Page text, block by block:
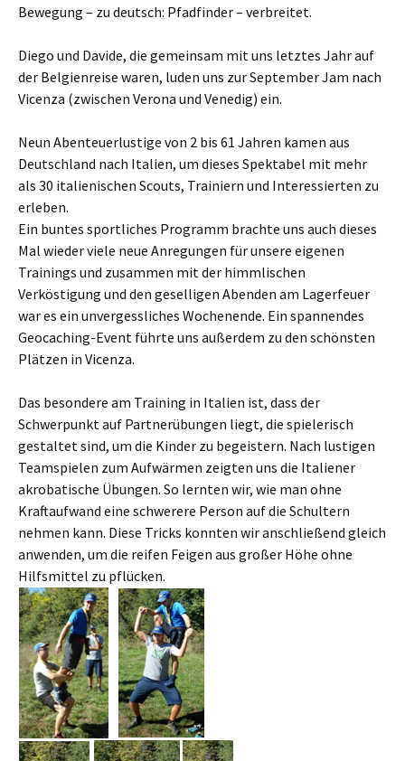
Bewegung – zu deutsch: Pfadfinder – verbreitet.
Diego und Davide, die gemeinsam mit uns letztes Jahr auf
der Belgienreise waren, luden uns zur September Jam nach
Vicenza (zwischen Verona und Venedig) ein.
Neun Abenteuerlustige von 2 bis 61 Jahren kamen aus
Deutschland nach Italien, um dieses Spektabel mit mehr
als 30 italienischen Scouts, Trainiern und Interessierten zu
erleben.
Ein buntes sportliches Programm brachte uns auch dieses
Mal wieder viele neue Anregungen für unsere eigenen
Trainings und zusammen mit der himmlischen
Verköstigung und den geselligen Abenden am Lagerfeuer
war es ein unvergessliches Wochenende. Ein spannendes
Geocaching-Event führte uns außerdem zu den schönsten
Plätzen in Vicenza.
Das besondere am Training in Italien ist, dass der
Schwerpunkt auf Partnerübungen liegt, die spielerisch
gestaltet sind, um die Kinder zu begeistern. Nach lustigen
Teamspielen zum Aufwärmen zeigten uns die Italiener
akrobatische Übungen. So lernten wir, wie man ohne
Kraftaufwand eine schwerere Person auf die Schultern
nehmen kann. Diese Tricks konnten wir anschließend gleich
anwenden, um die reifen Feigen aus großer Höhe ohne
Hilfsmittel zu pflücken.